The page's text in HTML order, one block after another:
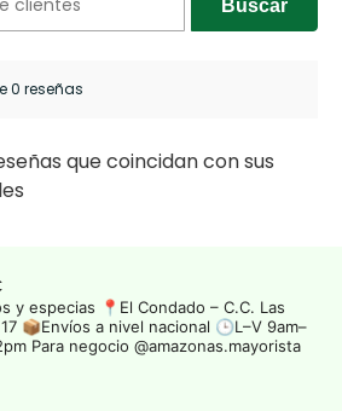
Buscar
0 reseñas
que coincidan con sus
y especias 📍El Condado – C.C. Las
📦Envíos a nivel nacional 🕒L–V 9am–
Para negocio @amazonas.mayorista